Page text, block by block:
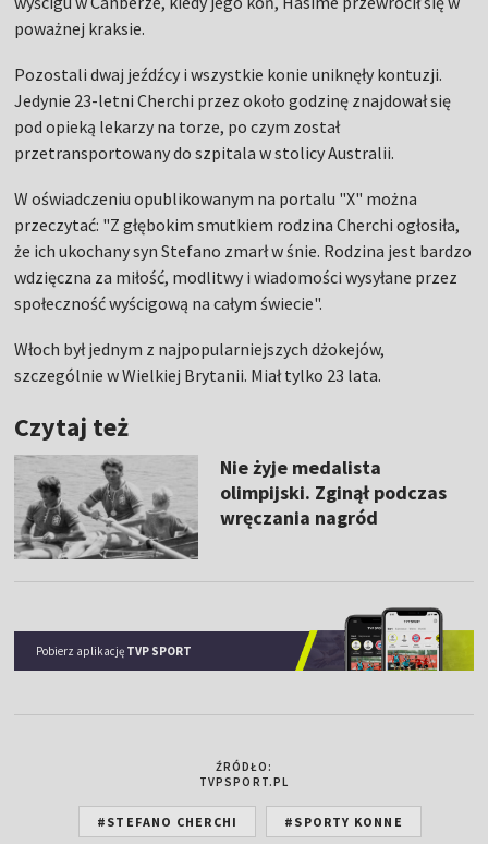
poważnej kraksie.
Pozostali dwaj jeźdźcy i wszystkie konie uniknęły kontuzji.
Jedynie 23-letni Cherchi przez około godzinę znajdował się
pod opieką lekarzy na torze, po czym został
przetransportowany do szpitala w stolicy Australii.
W oświadczeniu opublikowanym na portalu "X" można
przeczytać: "Z głębokim smutkiem rodzina Cherchi ogłosiła,
że ​​ich ukochany syn Stefano zmarł w śnie. Rodzina jest bardzo
wdzięczna za miłość, modlitwy i wiadomości wysyłane przez
społeczność wyścigową na całym świecie".
Włoch był jednym z najpopularniejszych dżokejów,
szczególnie w Wielkiej Brytanii. Miał tylko 23 lata.
Czytaj też
Nie żyje medalista
olimpijski. Zginął podczas
wręczania nagród
Pobierz aplikację TVP SPORT
ŹRÓDŁO:
TVPSPORT.PL
#STEFANO CHERCHI #SPORTY KONNE